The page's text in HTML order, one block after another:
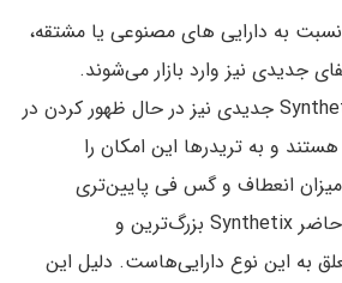
به دارایی های مصنوعی یا مشتقه،
جدیدی نیز وارد بازار می‌شوند.
صرافی‌های Synthetic Assets جدیدی نیز در حال ظهور کردن در
و به تریدر‌ها این امکان را
انعطاف و گس فی پایین‌تری
برخوردار شوند. در حال حاضر Synthetix بزرگ‌ترین و
به این نوع دارایی‌هاست. دلیل این